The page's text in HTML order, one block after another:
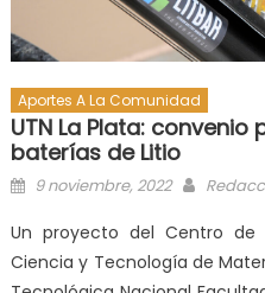
Aportes A La Comunidad
UTN La Plata:
baterías de Litio
9 noviembre, 2022
Un proyecto del Centro de
Ciencia y Tecnología de